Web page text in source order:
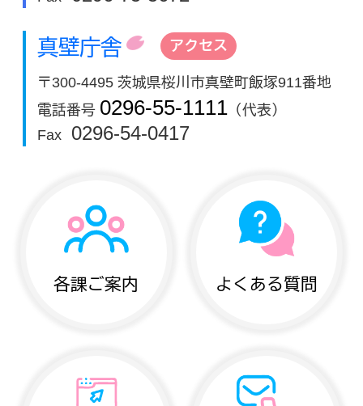
真壁庁舎 アクセス
〒300-4495 茨城県桜川市真壁町飯塚911番地
電話番号 0296-55-1111 （代表）
Fax
0296-54-0417
各課ご案内 よくある質問